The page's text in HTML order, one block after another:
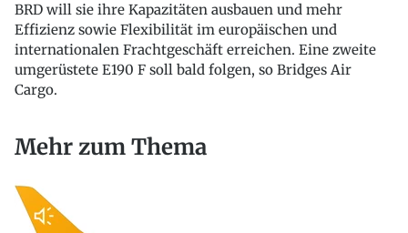
BRD will sie ihre Kapazitäten ausbauen und mehr
Effizienz sowie Flexibilität im europäischen und
internationalen Frachtgeschäft erreichen. Eine zweite
umgerüstete E190 F soll bald folgen, so Bridges Air
Cargo.
Mehr zum Thema